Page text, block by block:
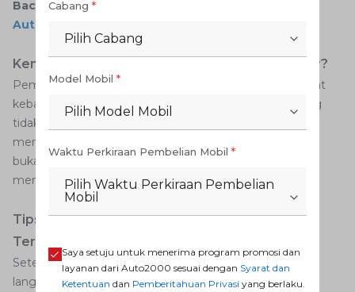
Baca juga:5 Hal yang Dapat Menyelamatkan
AutoFamily dari Kecelakaan Maut
Kenapa Mobil Terbakar Tidak Boleh Disiram Air?
Pemadaman api dengan air justru hanya akan membuat
kebakaran makin besar. Hal ini terjadi karena cairan yang
tidak bersatu dengan air dapat menyebar dan
menyebabkan kebakaran di bagian-bagian lainnya. Jadi
bukannya padam malah akan membesar hingga
membakar seluruh mobil.
Tips Pencegahan Agar Mobil Tidak Mudah
Terbakar
Setelah mengetahui penyebab mobil terbakar dan
langkah-langkah yang harus dilakukan ketika mobil
Cabang *
Pilih Cabang
Model Mobil *
Pilih Model Mobil
Waktu Perkiraan Pembelian Mobil *
Pilih Waktu Perkiraan Pembelian
Mobil
Saya setuju untuk menerima program promosi dan
layanan dari Auto2000 sesuai dengan Syarat dan
Ketentuan dan Pemberitahuan Privasi yang berlaku.